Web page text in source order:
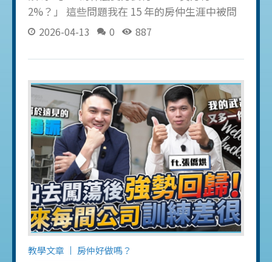
2%？」 這些問題我在 15 年的房仲生涯中被問
了上千次。今天一次講清楚，讓你不再被話術
動產經紀業管理條例》規定，房仲服務費（仲
限，不是固定費率。 常見的分法是： 賣方：成
交價的 4% 買方：成交價的 2%（部分公司收 1-
2%） 但這個比例不是法律規定，而是行業慣
例。實際上每家公司的收費方式不同，而且是
可以協商的。 實際數字：一間 1,000 萬的房
子，服務費怎麼算？ 假設成交價 1,000 萬： 賣
方服務費（4%）：40 萬 買方服務費（2%）：
20 萬 房仲公司總收入：60 萬 聽起來很多對
吧？但這 60 萬不是房仲業務的收入。接著往下
看。 服務費 60 萬，房仲業務實拿多少？ 這 60
萬的去向大致如下： 公司抽
2026-04-13 0 887
教學文章 房仲好做嗎？